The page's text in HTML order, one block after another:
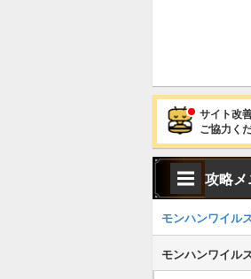
サイト改
ご協力く
攻略
モンハンワイル
モンハンワイル